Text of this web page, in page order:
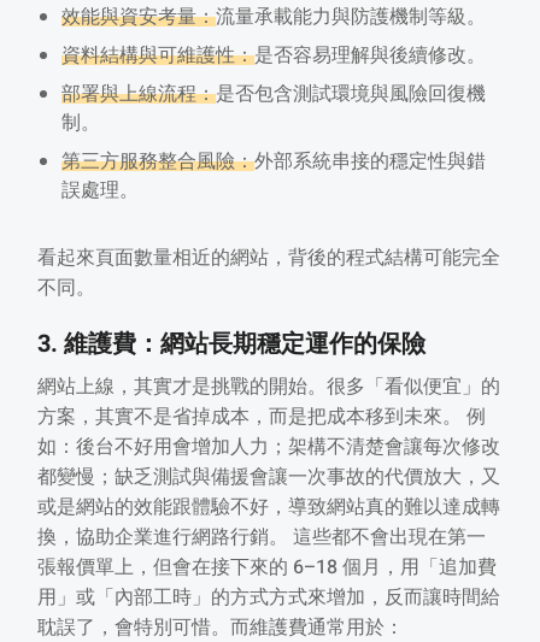
效能與資安考量：流量承載能力與防護機制等級。
資料結構與可維護性：是否容易理解與後續修改。
部署與上線流程：是否包含測試環境與風險回復機
制。
第三方服務整合風險：外部系統串接的穩定性與錯
誤處理。
看起來頁面數量相近的網站，背後的程式結構可能完全
不同。
3. 維護費：網站長期穩定運作的保險
網站上線，其實才是挑戰的開始。很多「看似便宜」的
方案，其實不是省掉成本，而是把成本移到未來。 例
如：後台不好用會增加人力；架構不清楚會讓每次修改
都變慢；缺乏測試與備援會讓一次事故的代價放大，又
或是網站的效能跟體驗不好，導致網站真的難以達成轉
換，協助企業進行網路行銷。 這些都不會出現在第一
張報價單上，但會在接下來的 6–18 個月，用「追加費
用」或「內部工時」的方式方式來增加，反而讓時間給
耽誤了，會特別可惜。而維護費通常用於：